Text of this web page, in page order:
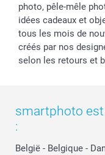
photo, pêle-mêle
idées cadeaux et
tous les mois de
créés par nos
selon les retours et
smartphoto
:
België - Belgique -